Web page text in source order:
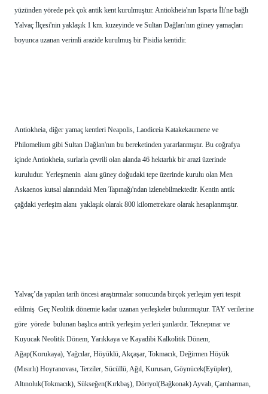
yüzünden yörede pek çok antik kent kurulmuştur. Antiokheia'nın Isparta İli'ne bağlı
Yalvaç İlçesi'nin yaklaşık 1 km. kuzeyinde ve Sultan Dağları'nın güney yamaçları
boyunca uzanan verimli arazide kurulmuş bir Pisidia kentidir.
Antiokheia, diğer yamaç kentleri Neapolis, Laodiceia Katakekaumene ve
Philomelium gibi Sultan Dağlan'nın bu bereketinden yararlanmıştır. Bu coğrafya
içinde Antiokheia, surlarla çevrili olan alanda 46 hektarlık bir arazi üzerinde
kuruludur. Yerleşmenin  alanı güney doğudaki tepe üzerinde kurulu olan Men
Askaenos kutsal alanındaki Men Tapınağı'ndan izlenebilmektedir. Kentin antik
çağdaki yerleşim alanı  yaklaşık olarak 800 kilometrekare olarak hesaplanmıştır.
Yalvaç’da yapılan tarih öncesi araştırmalar sonucunda birçok yerleşim yeri tespit
edilmiş  Geç Neolitik dönemie kadar uzanan yerleşkeler bulunmuştur. TAY verilerine
göre  yörede  bulunan başlıca antrik yerleşim yerleri şunlardır. Teknepınar ve
Kuyucak Neolitik Dönem, Yarıkkaya ve Kayadibi Kalkolitik Dönem,
Ağap(Korukaya), Yağcılar, Höyüklü, Akçaşar, Tokmacık, Değirmen Höyük
(Mısırlı) Hoyranovası, Terziler, Sücüllü, Ağıl, Kurusarı, Göynücek(Eyüpler),
Altınoluk(Tokmacık), Sükseğen(Kırkbaş), Dörtyol(Bağkonak) Ayvalı, Çamharman,